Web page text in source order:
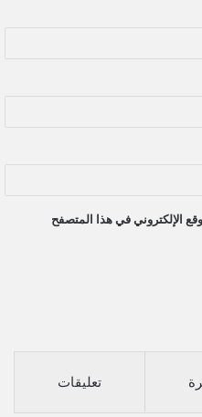
الإلكتروني في هذا المتصفح
تعليقات